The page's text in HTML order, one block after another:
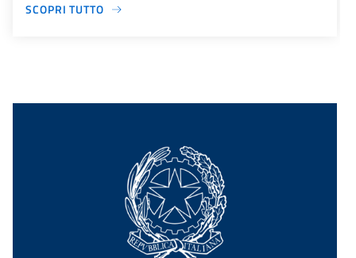
SCOPRI TUTTO